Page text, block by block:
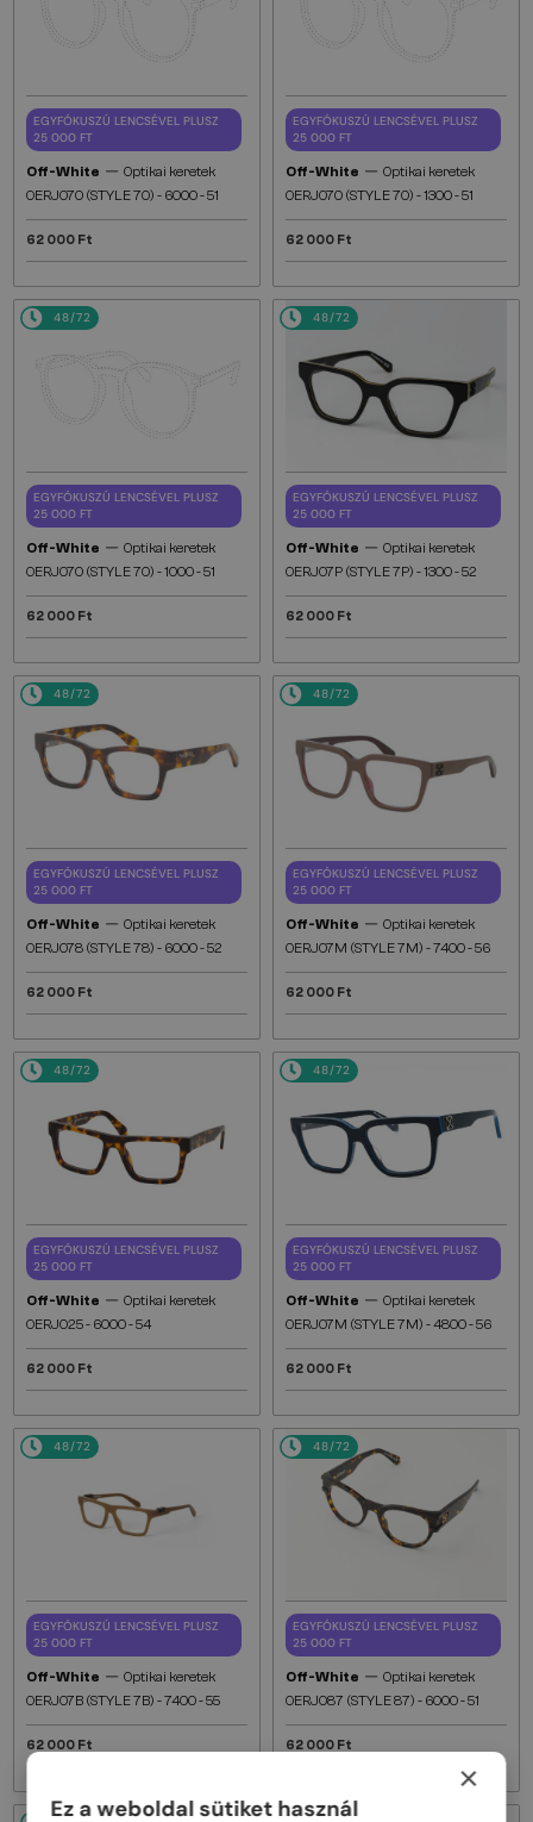
EGYFÓKUSZÚ LENCSÉVEL PLUSZ
25 000 FT
Off-White — Optikai keretek
OERJ070 (STYLE 70) - 6000 - 51
62 000 Ft
EGYFÓKUSZÚ LENCSÉVEL PLUSZ
25 000 FT
Off-White — Optikai keretek
OERJ070 (STYLE 70) - 1300 - 51
62 000 Ft
48/72
EGYFÓKUSZÚ LENCSÉVEL PLUSZ
25 000 FT
Off-White — Optikai keretek
OERJ070 (STYLE 70) - 1000 - 51
62 000 Ft
48/72
EGYFÓKUSZÚ LENCSÉVEL PLUSZ
25 000 FT
Off-White — Optikai keretek
OERJ07P (STYLE 7P) - 1300 - 52
62 000 Ft
48/72
EGYFÓKUSZÚ LENCSÉVEL PLUSZ
25 000 FT
Off-White — Optikai keretek
OERJ078 (STYLE 78) - 6000 - 52
62 000 Ft
48/72
EGYFÓKUSZÚ LENCSÉVEL PLUSZ
25 000 FT
Off-White — Optikai keretek
OERJ07M (STYLE 7M) - 7400 - 56
62 000 Ft
48/72
EGYFÓKUSZÚ LENCSÉVEL PLUSZ
25 000 FT
Off-White — Optikai keretek
OERJ025 - 6000 - 54
62 000 Ft
48/72
EGYFÓKUSZÚ LENCSÉVEL PLUSZ
25 000 FT
Off-White — Optikai keretek
OERJ07M (STYLE 7M) - 4800 - 56
62 000 Ft
48/72
EGYFÓKUSZÚ LENCSÉVEL PLUSZ
25 000 FT
Off-White — Optikai keretek
OERJ07B (STYLE 7B) - 7400 - 55
62 000 Ft
48/72
EGYFÓKUSZÚ LENCSÉVEL PLUSZ
25 000 FT
Off-White — Optikai keretek
OERJ087 (STYLE 87) - 6000 - 51
62 000 Ft
×
Ez a weboldal sütiket használ